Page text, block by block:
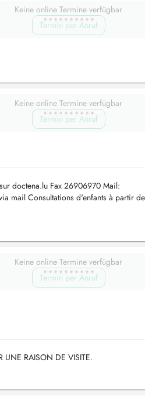
Keine online Termine verfügbar
Termin per Anruf
Keine online Termine verfügbar
Termin per Anruf
doctena.lu Fax 26906970 Mail:
mail Consultations d'enfants à partir
Keine online Termine verfügbar
Termin per Anruf
UNE RAISON DE VISITE.